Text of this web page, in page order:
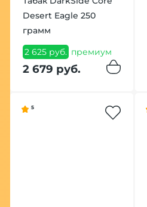
Desert Eagle 250
грамм
2 625 руб. премиум
2 679 руб.
5